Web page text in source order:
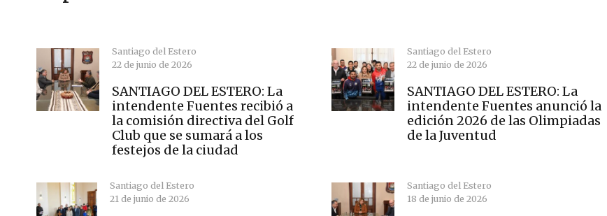
Santiago del Estero
22 de junio de 2026
SANTIAGO DEL ESTERO: La
intendente Fuentes recibió a
la comisión directiva del Golf
Club que se sumará a los
festejos de la ciudad
Santiago del Estero
22 de junio de 2026
SANTIAGO DEL ESTERO: La
intendente Fuentes anunció la
edición 2026 de las Olimpiadas
de la Juventud
Santiago del Estero
21 de junio de 2026
Santiago del Estero
18 de junio de 2026